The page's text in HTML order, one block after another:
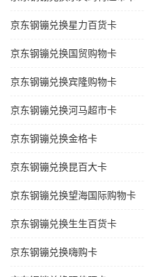
京东钢镚兑换星力百货卡
京东钢镚兑换国贸购物卡
京东钢镚兑换宾隆购物卡
京东钢镚兑换河马超市卡
京东钢镚兑换金格卡
京东钢镚兑换昆百大卡
京东钢镚兑换望海国际购物卡
京东钢镚兑换生生百货卡
京东钢镚兑换嗨购卡